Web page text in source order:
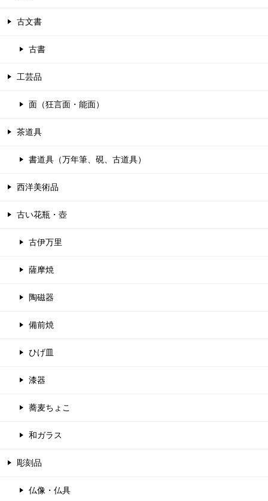
古文書
古書
工芸品
面（狂言面・能面）
茶道具
書道具（万年筆、硯、古道具）
西洋美術品
古い花瓶・壺
古伊万里
薩摩焼
陶磁器
備前焼
ひげ皿
漆器
蕎麦ちょこ
和ガラス
彫刻品
仏像・仏具